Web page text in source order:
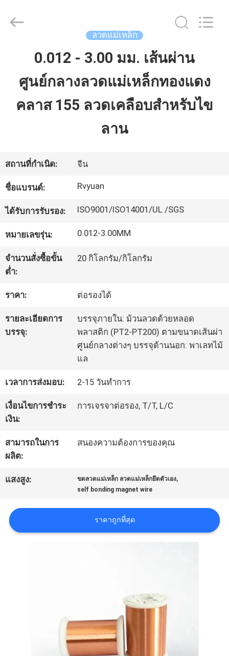
ผลิตภัณฑ์
ทัวร์
ควบคุม
ติดต่อ
เรา
ข่าว
ขอ
อ้าง
Electric
Material
ลวดแม่เหล็ก
0.012 - 3.00 มม. เส้นผ่าน
ศูนย์กลางลวดแม่เหล็กทองแดง
คลาส 155 ลวดเคลือบสำหรับไข
ลาน
สถานที่กำเนิด: จีน
ชื่อแบรนด์: Rvyuan
ได้รับการรับรอง: ISO9001/ISO14001/UL /SGS
หมายเลขรุ่น: 0.012-3.00MM
จำนวนสั่งซื้อขั้น
ต่ำ:
20 กิโลกรัม/กิโลกรัม
ราคา: ต่อรองได้
รายละเอียดการ
บรรจุ:
บรรจุภายใน: ม้วนลวดด้วยหลอด
พลาสติก (PT2-PT200) ตามขนาดเส้นผ่า
ศูนย์กลางต่างๆ บรรจุด้านนอก: พาเลทไม้
แล
เวลาการส่งมอบ: 2-15 วันทำการ
เงื่อนไขการชำระ
เงิน:
การเจรจาต่อรอง, T/T, L/C
สามารถในการ
ผลิต:
สนองความต้องการของคุณ
แสงสูง: ขดลวดแม่เหล็ก ลวดแม่เหล็กยึดตัวเอง,
self bonding magnet wire
ราคาถูกที่สุด